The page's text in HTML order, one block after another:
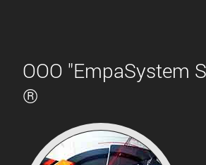
ООО "EmpaSystem
®
ASUS
Audiotrak